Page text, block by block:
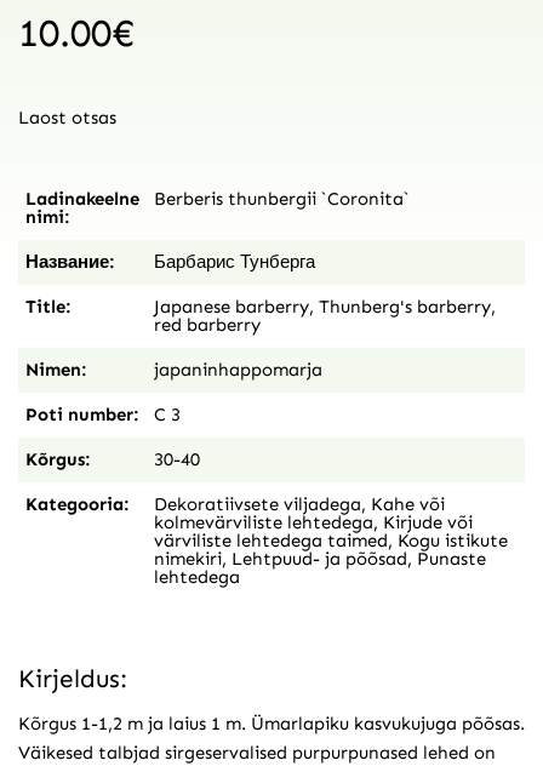
10.00€
Laost otsas
Ladinakeelne
nimi:
Berberis thunbergii `Coronita`
Название: Барбарис Тунберга
Title:
Japanese barberry, Thunberg's barberry,
red barberry
Nimen: japaninhappomarja
Poti number: C 3
Kõrgus: 30-40
Kategooria: Dekoratiivsete viljadega, Kahe või
kolmevärviliste lehtedega, Kirjude või
värviliste lehtedega taimed, Kogu istikute
nimekiri, Lehtpuud- ja põõsad, Punaste
lehtedega
Kirjeldus:
Kõrgus 1-1,2 m ja laius 1 m. Ümarlapiku kasvukujuga põõsas.
Väikesed talbjad sirgeservalised purpurpunased lehed on